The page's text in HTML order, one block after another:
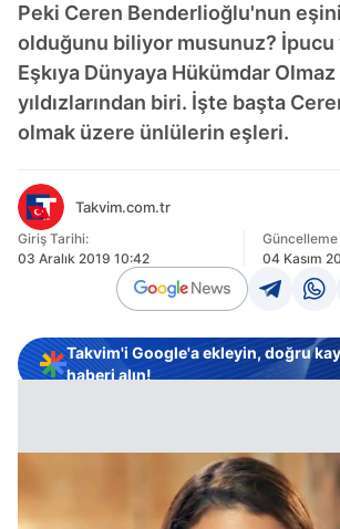
Peki Ceren Benderlioğlu'nun
olduğunu biliyor musunuz? İpucu
Eşkıya Dünyaya Hükümdar
yıldızlarından biri. İşte başta
olmak üzere ünlülerin eşleri.
Takvim.com.tr
Giriş Tarihi:
03 Aralık 2019 10:42
04 Kasım
Takvim'i Google'a ekleyin, doğru
haberi alın!